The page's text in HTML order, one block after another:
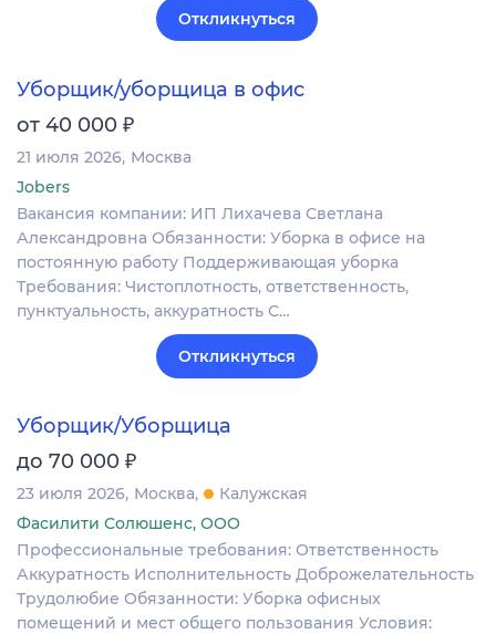
Откликнуться
Уборщик/уборщица в офис
от 40 000 ₽
21 июля 2026 Москва
Jobers
Вакансия компании: ИП Лихачева Светлана
Александровна Обязанности: Уборка в офисе на
постоянную работу Поддерживающая уборка
Требования: Чистоплотность, ответственность,
пунктуальность, аккуратность С…
Откликнуться
Уборщик/Уборщица
до 70 000 ₽
23 июля 2026 Москва
Калужская
Фасилити Солюшенс, ООО
Профессиональные требования: Ответственность
Аккуратность Исполнительность Доброжелательность
Трудолюбие Обязанности: Уборка офисных
помещений и мест общего пользования Условия: